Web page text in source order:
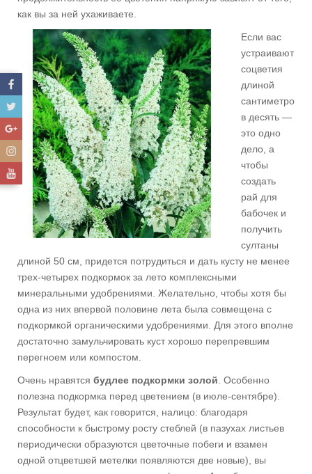
как вы за ней ухаживаете.
Если вас
устраивают
соцветия
длиной
сантиметро
в десять —
это одно
дело, а
чтобы
создать
рай для
бабочек и
получить
султаны
длиной 50 см, придется потрудиться и дать кусту не менее
трех-четырех подкормок за лето комплексными
минеральными удобрениями. Желательно, чтобы хотя бы
одна из них впервой половине лета была совмещена с
подкормкой органическими удобрениями. Для этого вполне
достаточно замульчировать куст хорошо перепревшим
перегноем или компостом.
Очень нравятся будлее подкормки золой . Особенно
полезна подкормка перед цветением (в июле-сентябре).
Результат будет, как говорится, налицо: благодаря
способности к быстрому росту стеблей (в пазухах листьев
периодически образуются цветочные побеги и взамен
одной отцветшей метелки появляются две новые), вы